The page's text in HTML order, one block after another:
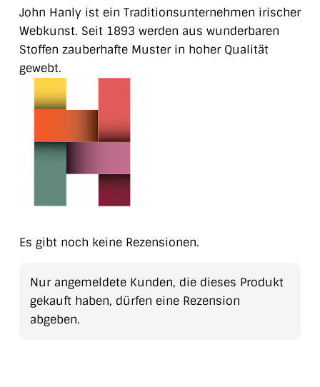
John Hanly ist ein Traditionsunternehmen irischer
Webkunst. Seit 1893 werden aus wunderbaren
Stoffen zauberhafte Muster in hoher Qualität
gewebt.
Es gibt noch keine Rezensionen.
Nur angemeldete Kunden, die dieses Produkt
gekauft haben, dürfen eine Rezension
abgeben.